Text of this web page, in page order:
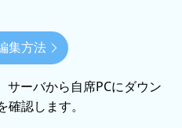
集方法
サーバから自席PCにダウン
認します。